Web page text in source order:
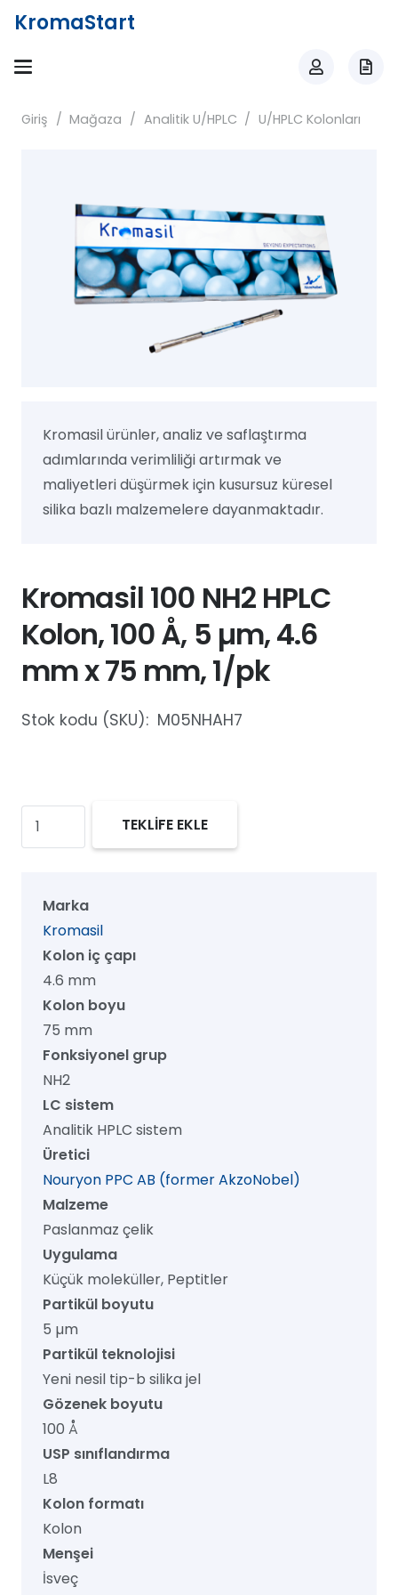
KromaStart
Giriş / Mağaza / Analitik U/HPLC / U/HPLC Kolonları
Kromasil ürünler, analiz ve saflaştırma
adımlarında verimliliği artırmak ve
maliyetleri düşürmek için kusursuz küresel
silika bazlı malzemelere dayanmaktadır.
Kromasil 100 NH2 HPLC
Kolon, 100 Å, 5 µm, 4.6
mm x 75 mm, 1/pk
Stok kodu (SKU): M05NHAH7
Kromasil
100
Kolon,
µm,
mm
mm,
1/pk
adet
TEKLİFE EKLE
Marka
Kromasil
Kolon iç çapı
4.6 mm
Kolon boyu
75 mm
Fonksiyonel grup
NH2
LC sistem
Analitik HPLC sistem
Üretici
Nouryon PPC AB (former AkzoNobel)
Malzeme
Paslanmaz çelik
Uygulama
Küçük moleküller, Peptitler
Partikül boyutu
5 µm
Partikül teknolojisi
Yeni nesil tip-b silika jel
Gözenek boyutu
100 Å
USP sınıflandırma
L8
Kolon formatı
Kolon
Menşei
İsveç